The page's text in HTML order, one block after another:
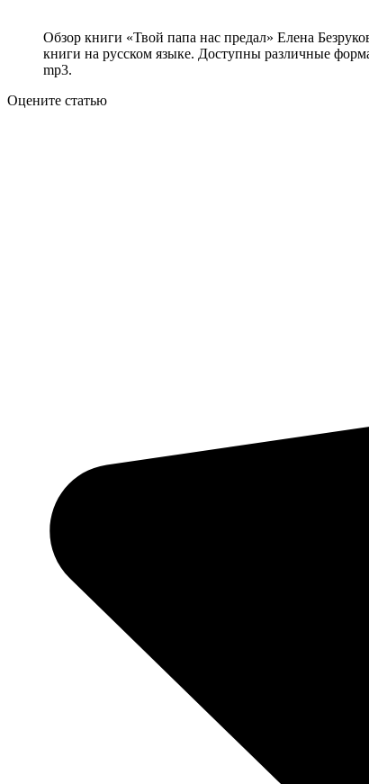
Обзор книги «Твой папа нас предал» Елена
книги на русском языке. Доступны различные
mp3.
Оцените статью